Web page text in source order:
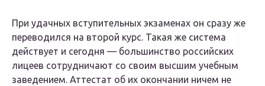
При удачных вступительных экзаменах он сразу же
переводился на второй курс. Такая же система
действует и сегодня — большинство российских
лицеев сотрудничают со своим высшим учебным
заведением. Аттестат об их окончании ничем не